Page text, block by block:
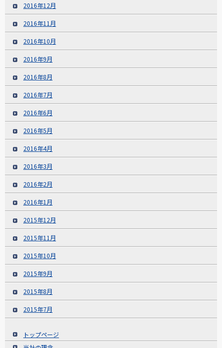
2016年12月
2016年11月
2016年10月
2016年9月
2016年8月
2016年7月
2016年6月
2016年5月
2016年4月
2016年3月
2016年2月
2016年1月
2015年12月
2015年11月
2015年10月
2015年9月
2015年8月
2015年7月
トップページ